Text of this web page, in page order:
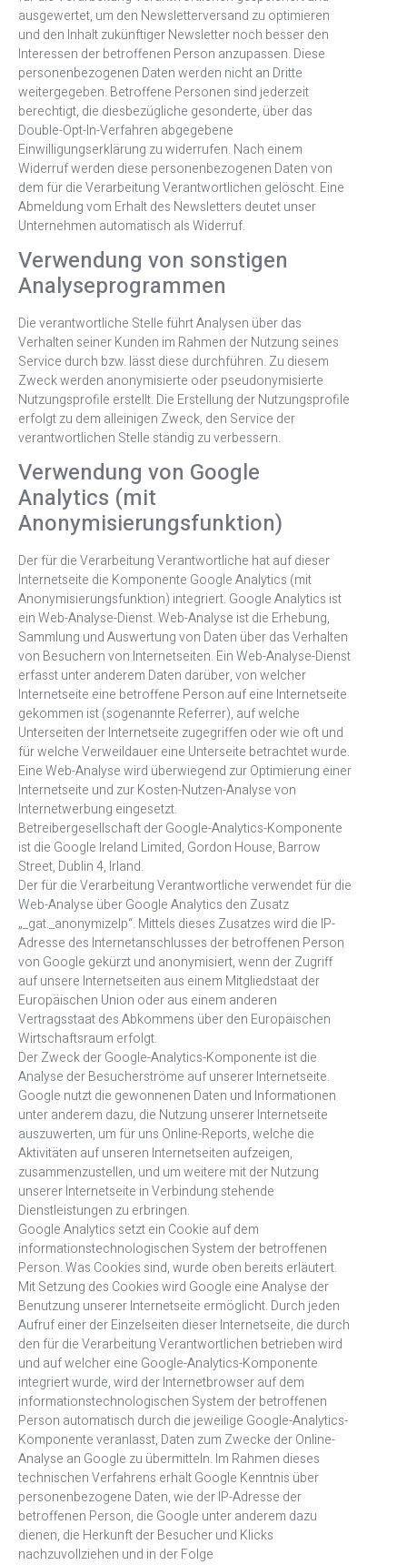
ausgewertet, um den Newsletterversand zu optimieren
und den Inhalt zukünftiger Newsletter noch besser den
Interessen der betroffenen Person anzupassen. Diese
personenbezogenen Daten werden nicht an Dritte
weitergegeben. Betroffene Personen sind jederzeit
berechtigt, die diesbezügliche gesonderte, über das
Double-Opt-In-Verfahren abgegebene
Einwilligungserklärung zu widerrufen. Nach einem
Widerruf werden diese personenbezogenen Daten von
dem für die Verarbeitung Verantwortlichen gelöscht. Eine
Abmeldung vom Erhalt des Newsletters deutet unser
Unternehmen automatisch als Widerruf.
Verwendung von sonstigen
Analyseprogrammen
Die verantwortliche Stelle führt Analysen über das
Verhalten seiner Kunden im Rahmen der Nutzung seines
Service durch bzw. lässt diese durchführen. Zu diesem
Zweck werden anonymisierte oder pseudonymisierte
Nutzungsprofile erstellt. Die Erstellung der Nutzungsprofile
erfolgt zu dem alleinigen Zweck, den Service der
verantwortlichen Stelle ständig zu verbessern.
Verwendung von Google
Analytics (mit
Anonymisierungsfunktion)
Der für die Verarbeitung Verantwortliche hat auf dieser
Internetseite die Komponente Google Analytics (mit
Anonymisierungsfunktion) integriert. Google Analytics ist
ein Web-Analyse-Dienst. Web-Analyse ist die Erhebung,
Sammlung und Auswertung von Daten über das Verhalten
von Besuchern von Internetseiten. Ein Web-Analyse-Dienst
erfasst unter anderem Daten darüber, von welcher
Internetseite eine betroffene Person auf eine Internetseite
gekommen ist (sogenannte Referrer), auf welche
Unterseiten der Internetseite zugegriffen oder wie oft und
für welche Verweildauer eine Unterseite betrachtet wurde.
Eine Web-Analyse wird überwiegend zur Optimierung einer
Internetseite und zur Kosten-Nutzen-Analyse von
Internetwerbung eingesetzt.
Betreibergesellschaft der Google-Analytics-Komponente
ist die Google Ireland Limited, Gordon House, Barrow
Street, Dublin 4, Irland.
Der für die Verarbeitung Verantwortliche verwendet für die
Web-Analyse über Google Analytics den Zusatz
„_gat._anonymizeIp“. Mittels dieses Zusatzes wird die IP-
Adresse des Internetanschlusses der betroffenen Person
von Google gekürzt und anonymisiert, wenn der Zugriff
auf unsere Internetseiten aus einem Mitgliedstaat der
Europäischen Union oder aus einem anderen
Vertragsstaat des Abkommens über den Europäischen
Wirtschaftsraum erfolgt.
Der Zweck der Google-Analytics-Komponente ist die
Analyse der Besucherströme auf unserer Internetseite.
Google nutzt die gewonnenen Daten und Informationen
unter anderem dazu, die Nutzung unserer Internetseite
auszuwerten, um für uns Online-Reports, welche die
Aktivitäten auf unseren Internetseiten aufzeigen,
zusammenzustellen, und um weitere mit der Nutzung
unserer Internetseite in Verbindung stehende
Dienstleistungen zu erbringen.
Google Analytics setzt ein Cookie auf dem
informationstechnologischen System der betroffenen
Person. Was Cookies sind, wurde oben bereits erläutert.
Mit Setzung des Cookies wird Google eine Analyse der
Benutzung unserer Internetseite ermöglicht. Durch jeden
Aufruf einer der Einzelseiten dieser Internetseite, die durch
den für die Verarbeitung Verantwortlichen betrieben wird
und auf welcher eine Google-Analytics-Komponente
integriert wurde, wird der Internetbrowser auf dem
informationstechnologischen System der betroffenen
Person automatisch durch die jeweilige Google-Analytics-
Komponente veranlasst, Daten zum Zwecke der Online-
Analyse an Google zu übermitteln. Im Rahmen dieses
technischen Verfahrens erhält Google Kenntnis über
personenbezogene Daten, wie der IP-Adresse der
betroffenen Person, die Google unter anderem dazu
dienen, die Herkunft der Besucher und Klicks
nachzuvollziehen und in der Folge